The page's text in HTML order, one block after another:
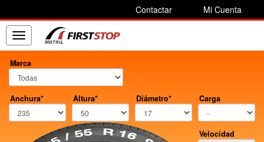
Contactar Mi Cuenta
Toggle
navigation
Marca
Anchura* Altura* Diámetro* Carga
Velocidad